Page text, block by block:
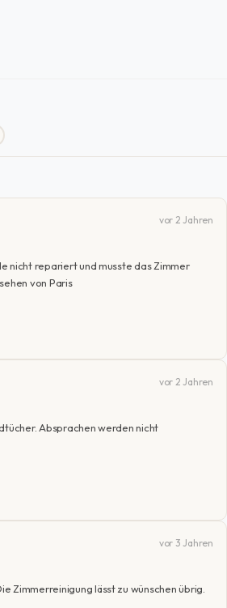
vor 2 Jahren
nicht repariert und musste das Zimmer
von Paris
vor 2 Jahren
Absprachen werden nicht
vor 3 Jahren
Zimmerreinigung lässt zu wünschen übrig.